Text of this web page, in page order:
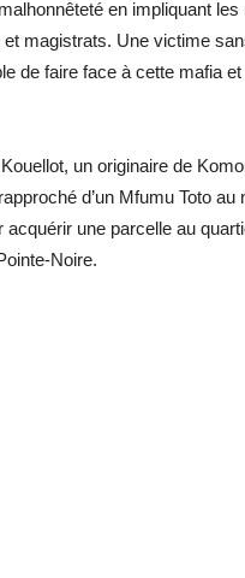
en impliquant
et magistrats. Une victime
de faire face à cette mafia
un originaire de
d’un Mfumu Toto au
acquérir une parcelle au
Noire.